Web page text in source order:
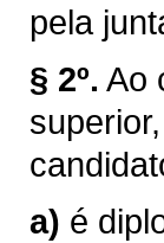
pela
§ 2º. Ao
a) é